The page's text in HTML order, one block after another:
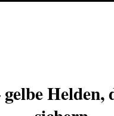
Helden,